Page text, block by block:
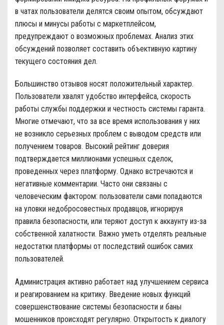
в чатах пользователи делятся своим опытом, обсуждают
плюсы и минусы работы с маркетплейсом,
предупреждают о возможных проблемах. Анализ этих
обсуждений позволяет составить объективную картину
текущего состояния дел.
Большинство отзывов носят положительный характер.
Пользователи хвалят удобство интерфейса, скорость
работы службы поддержки и честность системы гаранта.
Многие отмечают, что за все время использования у них
не возникло серьезных проблем с выводом средств или
получением товаров. Высокий рейтинг доверия
подтверждается миллионами успешных сделок,
проведенных через платформу. Однако встречаются и
негативные комментарии. Часто они связаны с
человеческим фактором: пользователи сами попадаются
на уловки недобросовестных продавцов, игнорируя
правила безопасности, или теряют доступ к аккаунту из-за
собственной халатности. Важно уметь отделять реальные
недостатки платформы от последствий ошибок самих
пользователей.
Администрация активно работает над улучшением сервиса
и реагированием на критику. Введение новых функций
совершенствование системы безопасности и баны
мошенников происходят регулярно. Открытость к диалогу